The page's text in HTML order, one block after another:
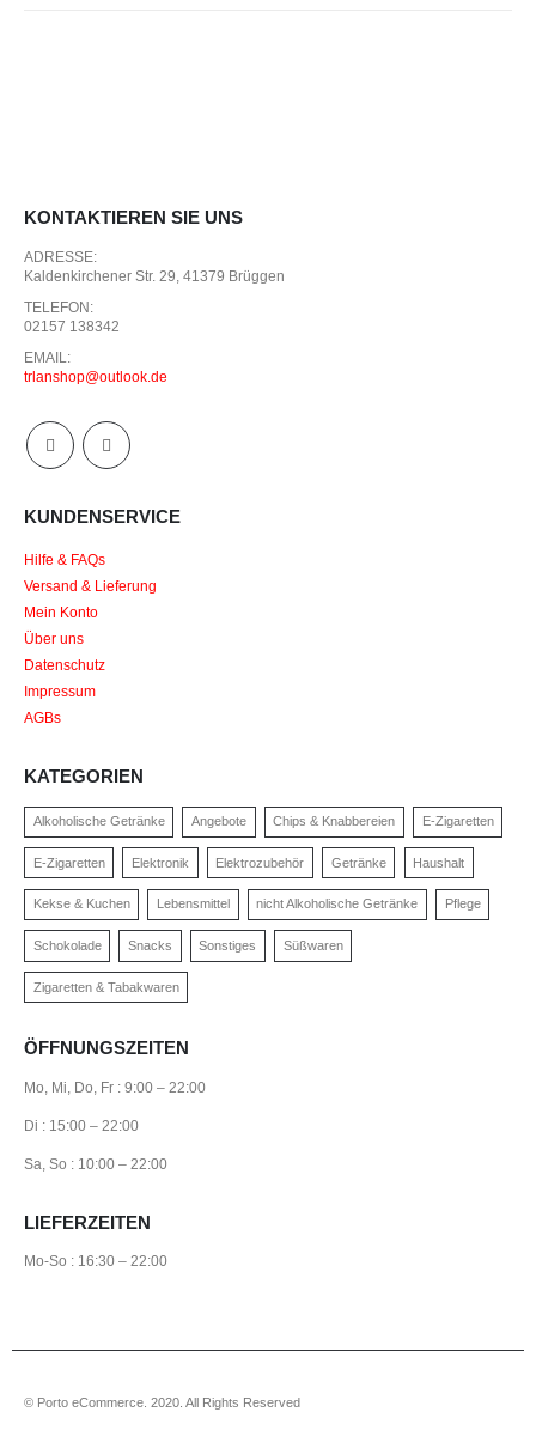
KONTAKTIEREN SIE UNS
ADRESSE:
Kaldenkirchener Str. 29, 41379 Brüggen
TELEFON:
02157 138342
EMAIL:
trlanshop@outlook.de
KUNDENSERVICE
Hilfe & FAQs
Versand & Lieferung
Mein Konto
Über uns
Datenschutz
Impressum
AGBs
KATEGORIEN
Alkoholische Getränke Angebote Chips & Knabbereien E-Zigaretten
E-Zigaretten Elektronik Elektrozubehör Getränke Haushalt
Kekse & Kuchen Lebensmittel nicht Alkoholische Getränke Pflege
Schokolade Snacks Sonstiges Süßwaren
Zigaretten & Tabakwaren
ÖFFNUNGSZEITEN
Mo, Mi, Do, Fr : 9:00 – 22:00
Di : 15:00 – 22:00
Sa, So : 10:00 – 22:00
LIEFERZEITEN
Mo-So : 16:30 – 22:00
© Porto eCommerce. 2020. All Rights Reserved